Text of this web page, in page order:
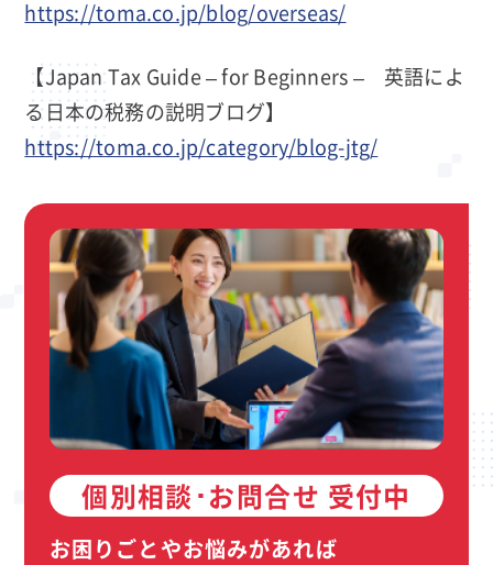
https://toma.co.jp/blog/overseas/
【Japan Tax Guide – for Beginners – 英語によ
る日本の税務の説明ブログ】
https://toma.co.jp/category/blog-jtg/
個別相談･お問合せ 受付中
お困りごとやお悩みがあれば